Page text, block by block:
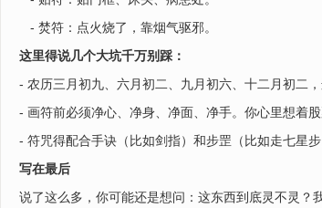
- 焚符：点火烧了，靠烟气驱邪。
这里得说几个大坑千万别踩：
- 农历三月初九、六月初二、九月初六、十二月初二
- 画符前必须净心、净身、净面、净手。你心里想着
- 符咒得配合手诀（比如剑指）和步罡（比如走七星
写在最后
说了这么多，你可能还是想问：这东西到底灵不灵？